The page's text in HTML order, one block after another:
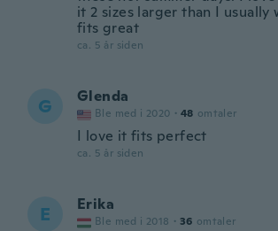
it 2 sizes larger than I usually
fits great
ca. 5 år siden
G Glenda
Ble med i 2020 · 48 omtaler
I love it fits perfect
ca. 5 år siden
E Erika
Ble med i 2018 · 36 omtaler